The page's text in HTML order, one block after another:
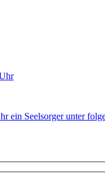
ein Seelsorger unter